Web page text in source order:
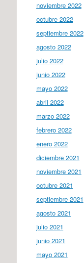
noviembre 2022
octubre 2022
septiembre 2022
agosto 2022
julio 2022
junio 2022
mayo 2022
abril 2022
marzo 2022
febrero 2022
enero 2022
diciembre 2021
noviembre 2021
octubre 2021
septiembre 2021
agosto 2021
julio 2021
junio 2021
mayo 2021